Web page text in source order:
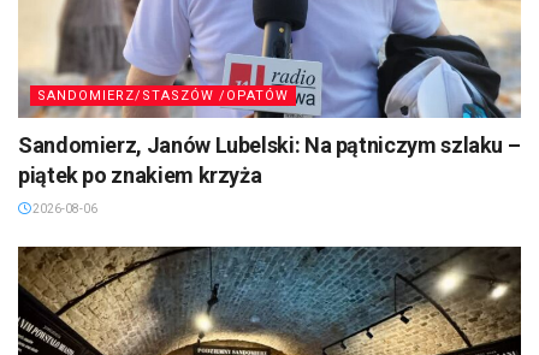
SANDOMIERZ/STASZÓW /OPATÓW
Sandomierz, Janów Lubelski: Na pątniczym szlaku –
piątek po znakiem krzyża
2026-08-06